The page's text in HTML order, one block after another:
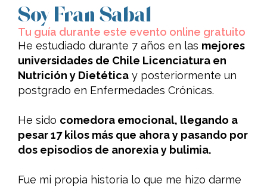
Soy Fran Sabal
Tu guía durante este evento online gratuito
He estudiado durante 7 años en las mejores
universidades de Chile Licenciatura en
Nutrición y Dietética y posteriormente un
postgrado en Enfermedades Crónicas.
He sido comedora emocional, llegando a
pesar 17 kilos más que ahora y pasando por
dos episodios de anorexia y bulimia.
Fue mi propia historia lo que me hizo darme